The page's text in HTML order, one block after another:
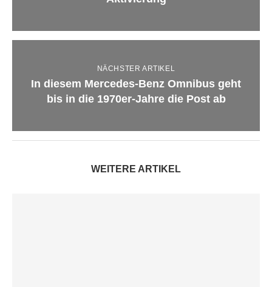
NÄCHSTER ARTIKEL
In diesem Mercedes-Benz Omnibus geht
bis in die 1970er-Jahre die Post ab
WEITERE ARTIKEL